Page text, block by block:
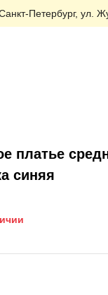
Петербург, ул.
платье
синяя